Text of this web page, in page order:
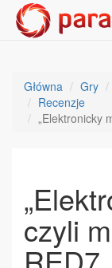
Główna Gry
Recenzje
„Elektronicky
czyli